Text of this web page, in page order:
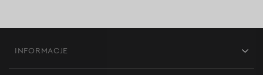
INFORMACJE